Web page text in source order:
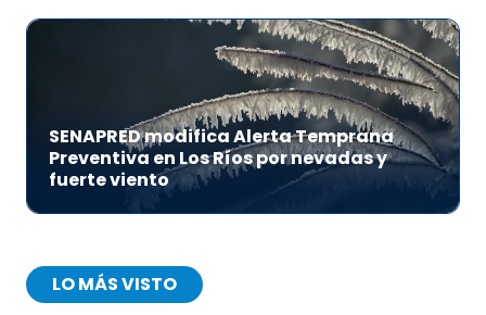
SENAPRED modifica Alerta Temprana
Preventiva en Los Ríos por nevadas y
fuerte viento
LO MÁS VISTO